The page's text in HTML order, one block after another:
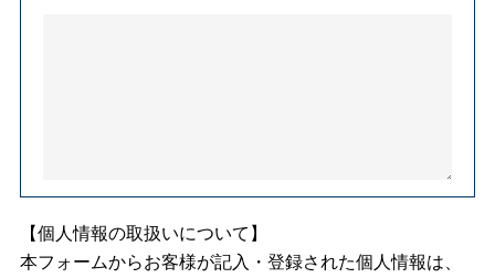
【個人情報の取扱いについて】
本フォームからお客様が記入・登録された個人情報は、